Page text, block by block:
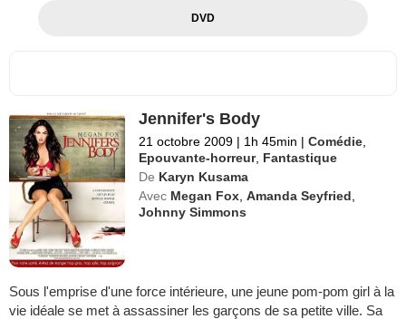
DVD
Jennifer's Body
21 octobre 2009 | 1h 45min | Comédie
Epouvante-horreur, Fantastique
De Karyn Kusama
Avec Megan Fox ,Amanda Seyfried
Johnny Simmons
Sous l'emprise d'une force intérieure, une jeune pom-pom girl à la
vie idéale se met à assassiner les garçons de sa petite ville. Sa